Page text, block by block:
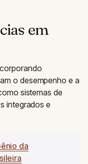
em
o desempenho e a
sistemas de
integrados e
da